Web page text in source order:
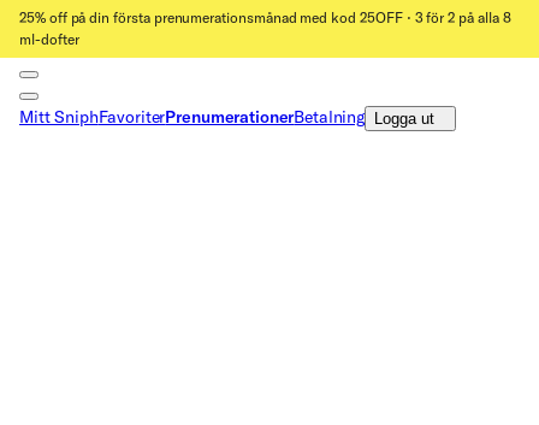
25% off på din första prenumerationsmånad med kod 25OFF ⋅ 3 för 2 på alla 8
ml-dofter
Mitt SniphFavoriterPrenumerationerBetalning Logga ut